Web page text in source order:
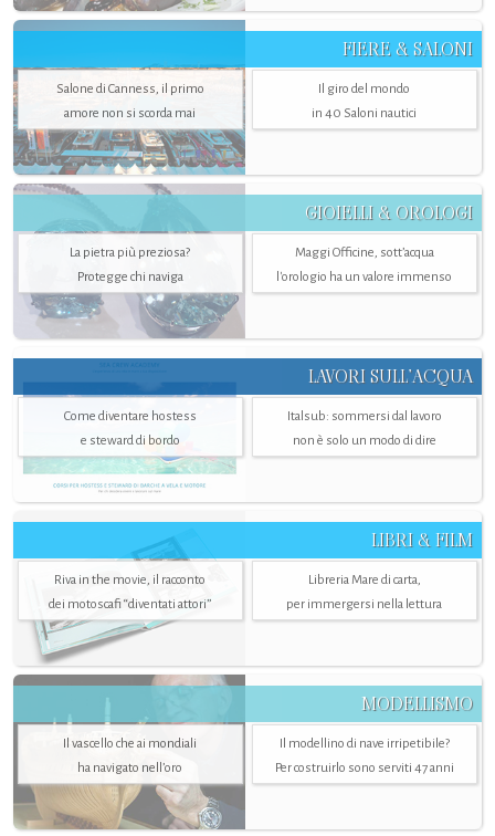
FIERE & SALONI
Salone di Canness, il primo
amore non si scorda mai
Il giro del mondo
in 40 Saloni nautici
GIOIELLI & OROLOGI
La pietra più preziosa?
Protegge chi naviga
Maggi Officine, sott’acqua
l'orologio ha un valore immenso
LAVORI SULL’ACQUA
Come diventare hostess
e steward di bordo
Italsub: sommersi dal lavoro
non è solo un modo di dire
LIBRI & FILM
Riva in the movie, il racconto
dei motoscafi “diventati attori”
Libreria Mare di carta,
per immergersi nella lettura
MODELLISMO
Il vascello che ai mondiali
ha navigato nell’oro
Il modellino di nave irripetibile?
Per costruirlo sono serviti 47 anni